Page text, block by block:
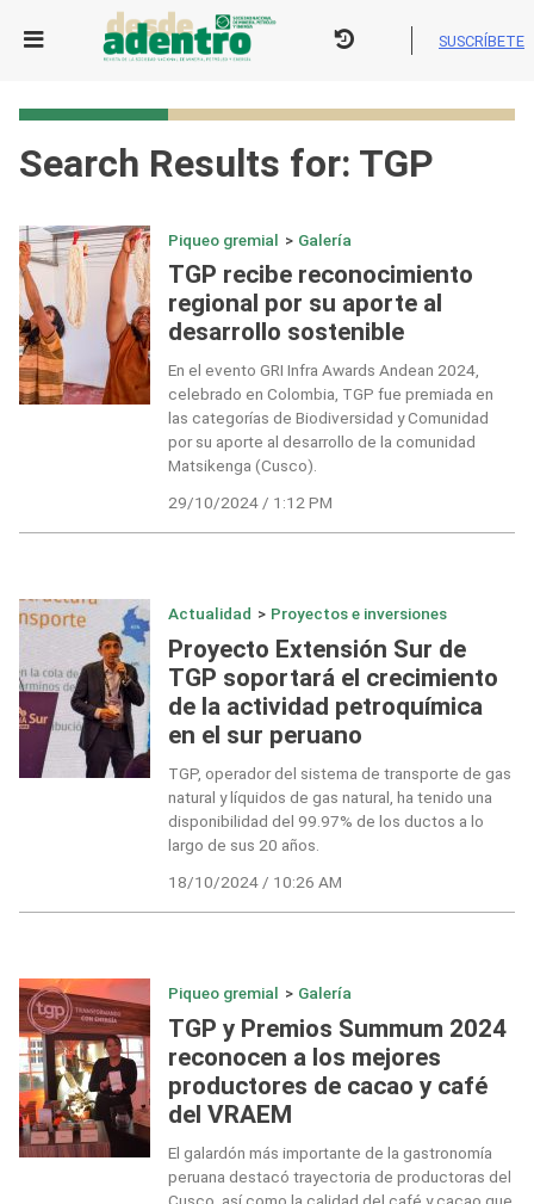
SUSCRÍBETE
Search Results for: TGP
Piqueo gremial > Galería
TGP recibe reconocimiento
regional por su aporte al
desarrollo sostenible
En el evento GRI Infra Awards Andean 2024,
celebrado en Colombia, TGP fue premiada en
las categorías de Biodiversidad y Comunidad
por su aporte al desarrollo de la comunidad
Matsikenga (Cusco).
29/10/2024 / 1:12 PM
Actualidad > Proyectos e inversiones
Proyecto Extensión Sur de
TGP soportará el crecimiento
de la actividad petroquímica
en el sur peruano
TGP, operador del sistema de transporte de gas
natural y líquidos de gas natural, ha tenido una
disponibilidad del 99.97% de los ductos a lo
largo de sus 20 años.
18/10/2024 / 10:26 AM
Piqueo gremial > Galería
TGP y Premios Summum 2024
reconocen a los mejores
productores de cacao y café
del VRAEM
El galardón más importante de la gastronomía
peruana destacó trayectoria de productoras del